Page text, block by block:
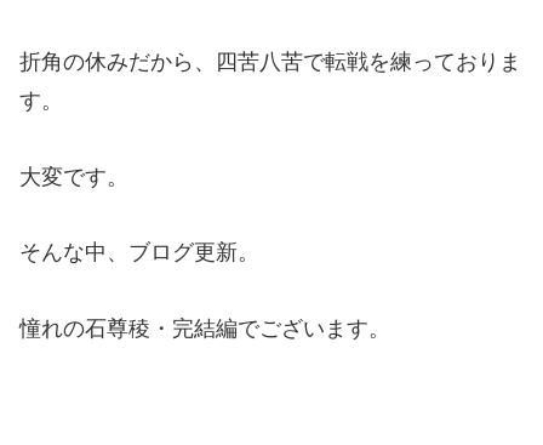
折角の休みだから、四苦八苦で転戦を練っておりま
す。
大変です。
そんな中、ブログ更新。
憧れの石尊稜・完結編でございます。